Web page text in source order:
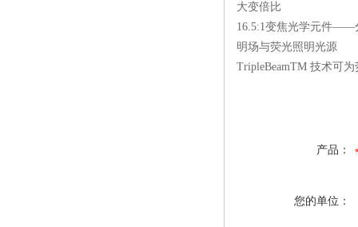
大变倍比
16.5:1变焦光学元件——
明场与荧光照明光源
TripleBeamTM 技术可为
产品：
您的单位：